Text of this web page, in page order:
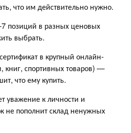
что им действительно нужно.
позиций в разных ценовых
выбрать.
в крупный онлайн-
книг, спортивных товаров) —
что ему купить.
уважение к личности и
не пополнит склад ненужных